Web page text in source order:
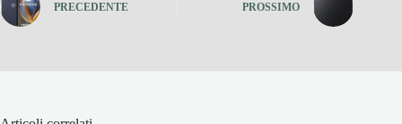
PRECEDENTE PROSSIMO